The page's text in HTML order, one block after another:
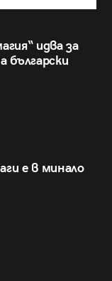
идва за
български
е в минало